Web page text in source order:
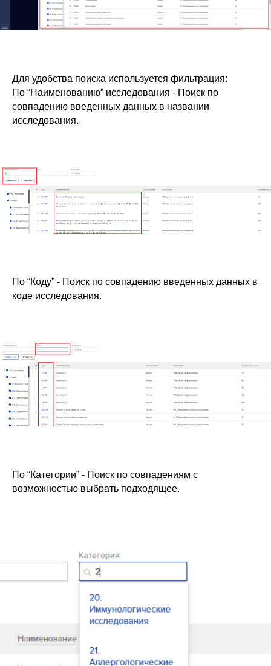
Для удобства поиска используется фильтрация:
По “Наименованию” исследования - Поиск по
совпадению введенных данных в названии
исследования.
По “Коду” - Поиск по совпадению введенных данных в
коде исследования.
По “Категории” - Поиск по совпадениям с
возможностью выбрать подходящее.